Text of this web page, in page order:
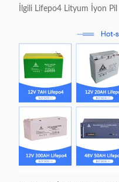
İlgili Lifepo4 Lityum İyon Pil